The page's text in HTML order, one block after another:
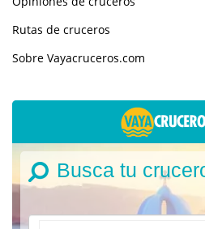
Rutas de cruceros
Sobre Vayacruceros.com
Busca tu